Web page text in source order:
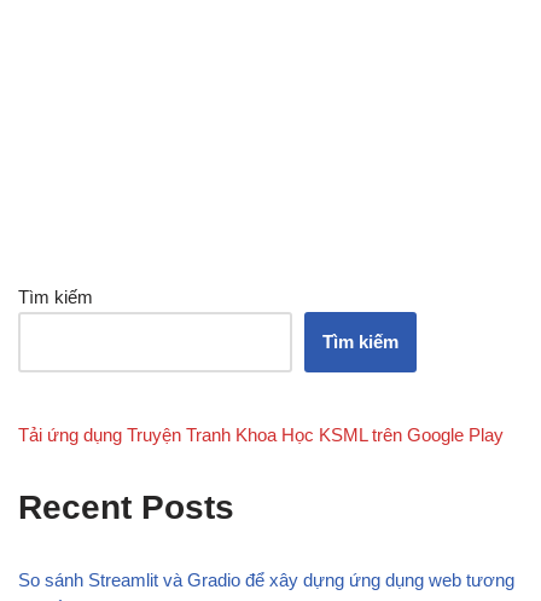
Tìm kiếm
Tìm kiếm
Tải ứng dụng Truyện Tranh Khoa Học KSML trên Google Play
Recent Posts
So sánh Streamlit và Gradio để xây dựng ứng dụng web tương